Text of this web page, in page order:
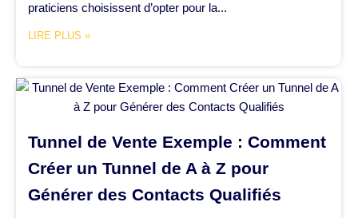
praticiens choisissent d’opter pour la...
LIRE PLUS »
Tunnel de Vente Exemple : Comment
Créer un Tunnel de A à Z pour
Générer des Contacts Qualifiés